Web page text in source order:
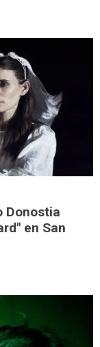
Donostia
en San